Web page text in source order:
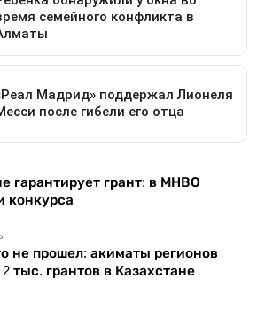
гарантирует грант: в МНВО
конкурса
не прошел: акиматы регионов
тыс. грантов в Казахстане